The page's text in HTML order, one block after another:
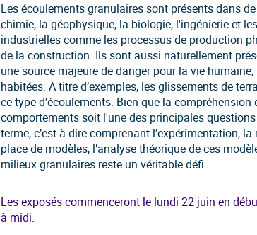
Les écoulements granulaires sont présents dans
chimie, la géophysique, la biologie, l'ingénierie et
industrielles comme les processus de production
de la construction. Ils sont aussi naturellement
une source majeure de danger pour la vie
habitées. A titre d’exemples, les glissements de
ce type d’écoulements. Bien que la
comportements soit l'une des principales
terme, c’est-à-dire comprenant l’expérimentation,
place de modèles, l’analyse théorique de ces
milieux granulaires reste un véritable défi.
Les exposés commenceront le lundi 22 juin en
à midi.